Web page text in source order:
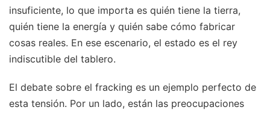
insuficiente, lo que importa es quién tiene la tierra,
quién tiene la energía y quién sabe cómo fabricar
cosas reales. En ese escenario, el estado es el rey
indiscutible del tablero.
El debate sobre el fracking es un ejemplo perfecto de
esta tensión. Por un lado, están las preocupaciones